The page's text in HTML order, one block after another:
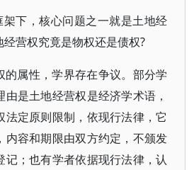
架下，核心问题之一就是土地经
营权究竟是物权还是债权?
的属性，学界存在争议。部分学
是土地经营权是经济学术语，
法定原则限制，依现行法律，它
内容和期限由双方约定，不颁发
记；也有学者依据现行法律，认